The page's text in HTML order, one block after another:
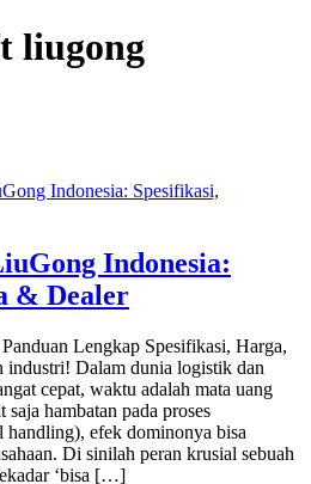
liugong
Indonesia:
& Dealer
Lengkap Spesifikasi, Harga,
industri! Dalam dunia logistik dan
cepat, waktu adalah mata uang
hambatan pada proses
handling), efek dominonya bisa
Di sinilah peran krusial sebuah
‘bisa […]